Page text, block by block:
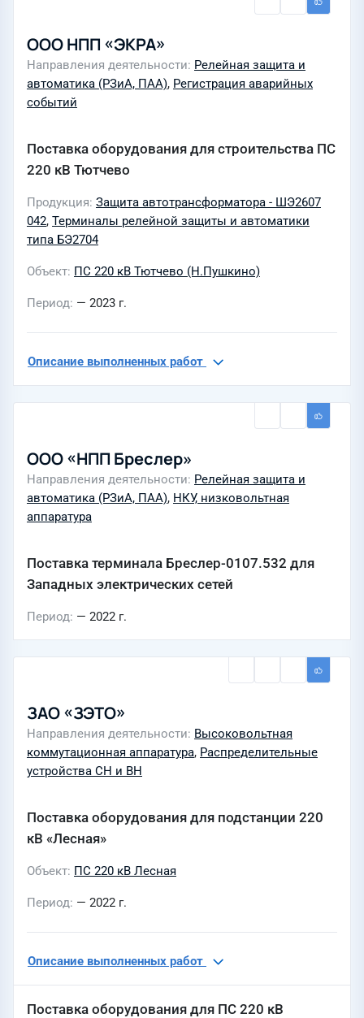
ООО НПП «ЭКРА»
Направления деятельности Релейная защита и
автоматика (РЗиА, ПАА), Регистрация аварийных
событий
Поставка оборудования для строительства ПС
220 кВ Тютчево
Продукция Защита автотрансформатора - ШЭ2607
042, Терминалы релейной защиты и автоматики
типа БЭ2704
Объект ПС 220 кВ Тютчево (Н.Пушкино)
Период — 2023 г.
Описание выполненных работ
ООО «НПП Бреслер»
Направления деятельности Релейная защита и
автоматика (РЗиА, ПАА), НКУ, низковольтная
аппаратура
Поставка терминала Бреслер-0107.532 для
Западных электрических сетей
Период — 2022 г.
ЗАО «ЗЭТО»
Направления деятельности Высоковольтная
коммутационная аппаратура, Распределительные
устройства СН и ВН
Поставка оборудования для подстанции 220
кВ «Лесная»
Объект ПС 220 кВ Лесная
Период — 2022 г.
Описание выполненных работ
Поставка оборудования для ПС 220 кВ